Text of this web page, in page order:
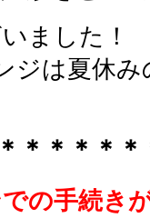
ました！
ジは夏休み
＊＊＊＊
の手続き